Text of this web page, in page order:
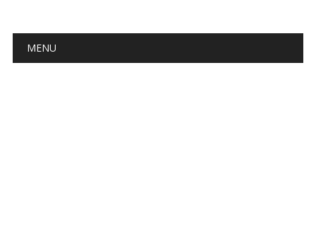
Main menu
MENU